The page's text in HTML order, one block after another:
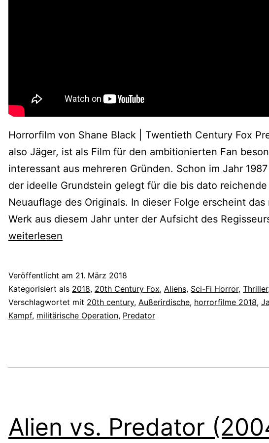
Horrorfilm von Shane Black | Twentieth Century Fox
also Jäger, ist als Film für den ambitionierten Fan
interessant aus mehreren Gründen. Schon im Jahr
der ideelle Grundstein gelegt für die bis dato reichende
Neuauflage des Originals. In dieser Folge erscheint das
Werk aus diesem Jahr unter der Aufsicht des
weiterlesen
Veröffentlicht am 21. März 2018
Kategorisiert als 2018, 20th Century Fox, Aliens, Sci-Fi Horror, Thriller
Verschlagwortet mit 20th century, Außerirdische, horrorfilme 2018,
Kampf, militärische Operation, Predator
Alien vs. Predator